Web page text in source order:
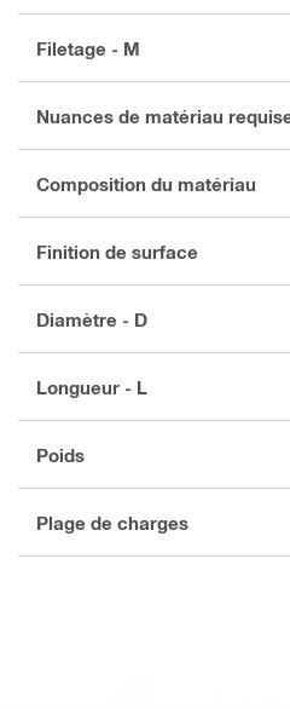
Filetage - M
Nuances de matériau
Composition du matériau
Finition de surface
Diamètre - D
Longueur - L
Poids
Plage de charges